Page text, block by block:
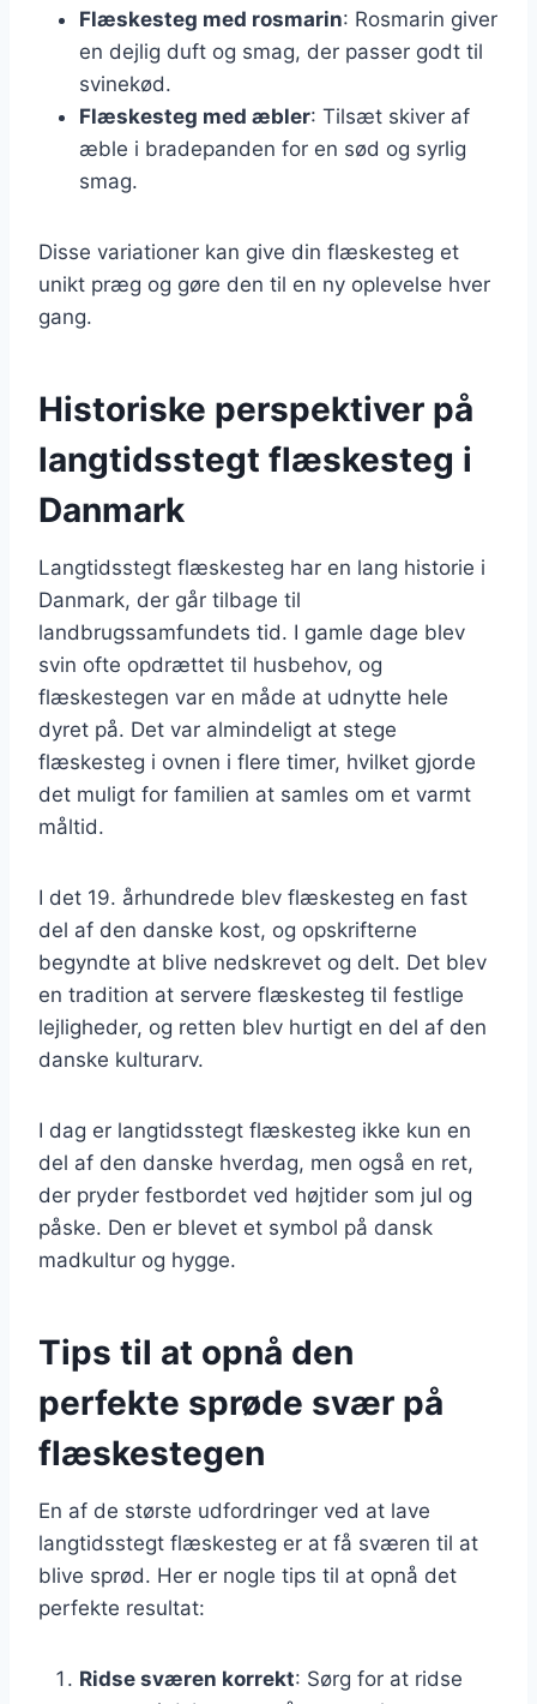
Flæskesteg med rosmarin: Rosmarin giver
en dejlig duft og smag, der passer godt til
svinekød.
Flæskesteg med æbler: Tilsæt skiver af
æble i bradepanden for en sød og syrlig
smag.
Disse variationer kan give din flæskesteg et
unikt præg og gøre den til en ny oplevelse hver
gang.
Historiske perspektiver på
langtidsstegt flæskesteg i
Danmark
Langtidsstegt flæskesteg har en lang historie i
Danmark, der går tilbage til
landbrugssamfundets tid. I gamle dage blev
svin ofte opdrættet til husbehov, og
flæskestegen var en måde at udnytte hele
dyret på. Det var almindeligt at stege
flæskesteg i ovnen i flere timer, hvilket gjorde
det muligt for familien at samles om et varmt
måltid.
I det 19. århundrede blev flæskesteg en fast
del af den danske kost, og opskrifterne
begyndte at blive nedskrevet og delt. Det blev
en tradition at servere flæskesteg til festlige
lejligheder, og retten blev hurtigt en del af den
danske kulturarv.
I dag er langtidsstegt flæskesteg ikke kun en
del af den danske hverdag, men også en ret,
der pryder festbordet ved højtider som jul og
påske. Den er blevet et symbol på dansk
madkultur og hygge.
Tips til at opnå den
perfekte sprøde svær på
flæskestegen
En af de største udfordringer ved at lave
langtidsstegt flæskesteg er at få sværen til at
blive sprød. Her er nogle tips til at opnå det
perfekte resultat:
Ridse sværen korrekt: Sørg for at ridse